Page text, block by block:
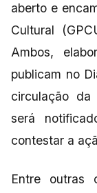
aberto e
Cultural
Ambos,
publicam no
circulação da
será
contestar a
Entre outras